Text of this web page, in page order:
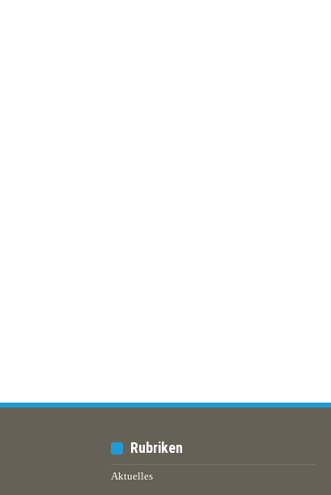
Rubriken
Aktuelles